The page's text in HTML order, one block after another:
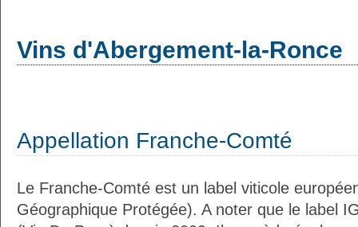
Vins d'Abergement-la-Ronce
Appellation Franche-Comté
Le Franche-Comté est un label viticole
Géographique Protégée). A noter que le label